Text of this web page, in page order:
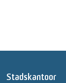
Stadskantoor